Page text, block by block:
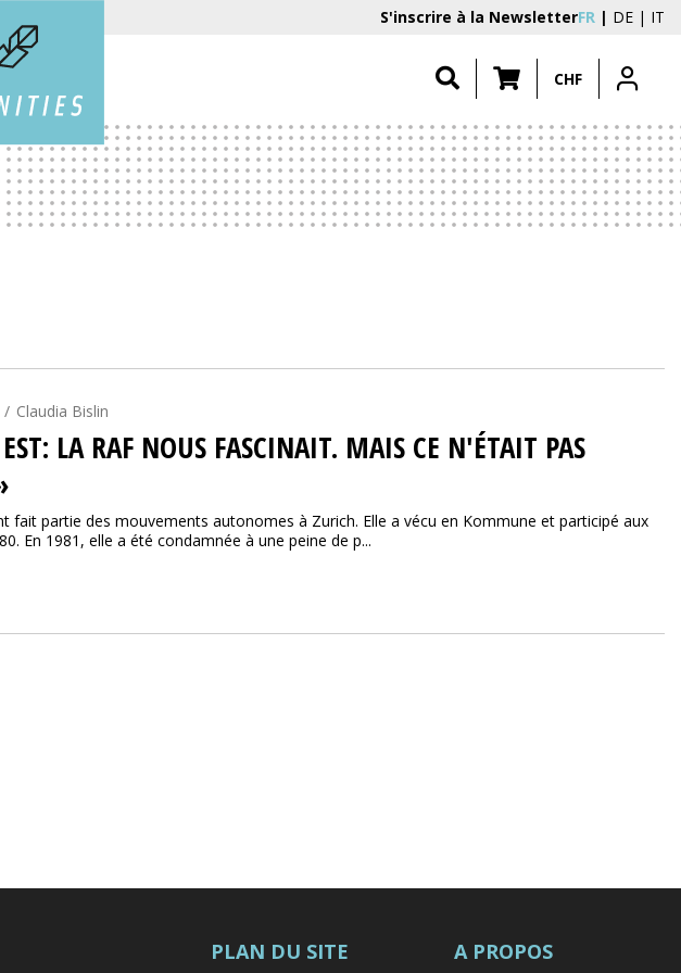
S'inscrire à la NewsletterFR DE IT
CHF
Claudia Bislin
LA RAF NOUS FASCINAIT. MAIS CE N'ÉTAIT PAS
fait partie des mouvements autonomes à Zurich. Elle a vécu en Kommune et participé aux
En 1981, elle a été condamnée à une peine de p...
PLAN DU SITE A PROPOS